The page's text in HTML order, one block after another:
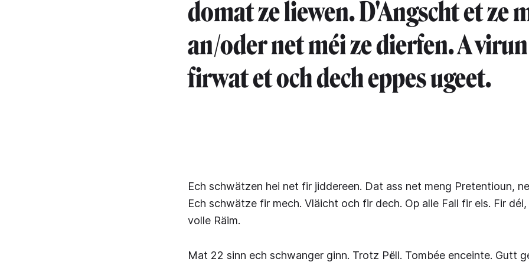
domat ze liewen. D'Angscht et ze
an/oder net méi ze dierfen. A
firwat et och dech eppes ugeet.
Ech schwätzen hei net fir jiddereen. Dat ass net meng Pretentioun,
Ech schwätze fir mech. Vläicht och fir dech. Op alle Fall fir eis. Fir déi,
volle Räim.
Mat 22 sinn ech schwanger ginn. Trotz Pëll. Tombée enceinte. Gutt